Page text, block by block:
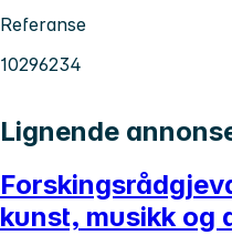
Referanse
10296234
Lignende
kunst, musikk og